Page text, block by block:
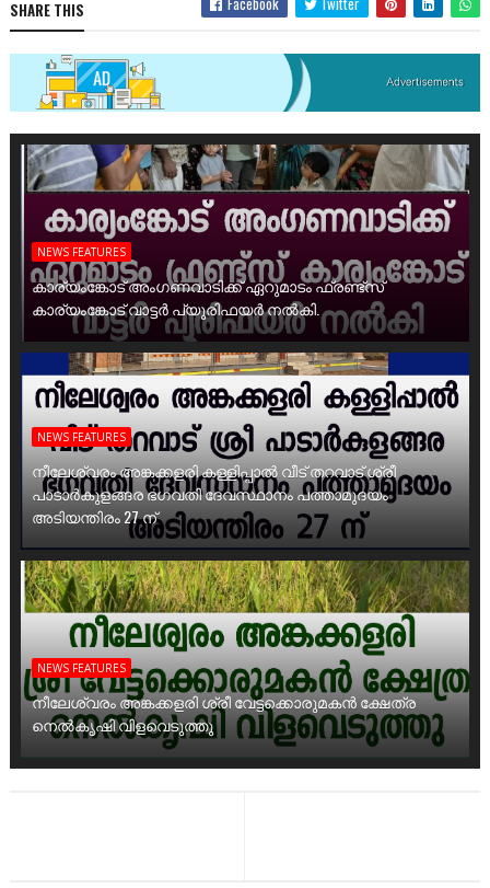
SHARE THIS
NEWS FEATURES
കാര്യംങ്കോട് അംഗണവാടിക്ക് ഏറുമാടം ഫ്രണ്ട്സ്
കാര്യംങ്കോട് വാട്ടർ പ്യൂരിഫയർ നൽകി.
NEWS FEATURES
നീലേശ്വരം അങ്കക്കളരി കള്ളിപ്പാൽ വീട് തറവാട് ശ്രീ
പാടാർകുളങ്ങര ഭഗവതി ദേവസ്ഥാനം പത്താമുദയം
അടിയന്തിരം 27 ന്
NEWS FEATURES
നീലേശ്വരം അങ്കക്കളരി ശ്രീ വേട്ടക്കൊരുമകൻ ക്ഷേത്ര
നെൽകൃഷി വിളവെടുത്തു